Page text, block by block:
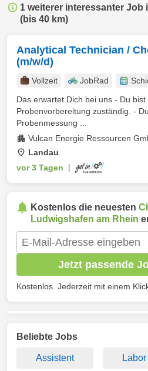
1 weiterer interessanter Job
(bis 40 km)
Analytical Technician /
(m/w/d)
Vollzeit JobRad
Das erwartet Dich bei uns - Du bist
Probenvorbereitung zuständig. -
Probenmessung ...
Vulcan Energie Ressourcen
Landau
vor 3 Tagen
Kostenlos die neuesten
Ludwigshafen am Rhein
Jetzt passende
Kostenlos. Jederzeit mit einem
Beliebte Jobs
Assistent Labor